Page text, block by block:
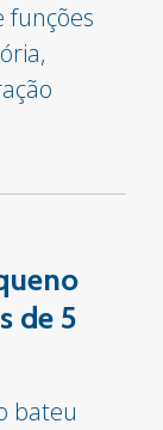
funções
de 5
bateu